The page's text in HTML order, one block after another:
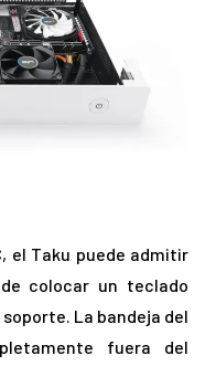
el Taku puede admitir
colocar un teclado
La bandeja del
fuera del